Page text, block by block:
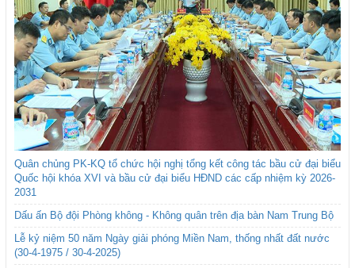
Quân chủng PK-KQ tổ chức hội nghị tổng kết công tác bầu cử đại biểu
Quốc hội khóa XVI và bầu cử đại biểu HĐND các cấp nhiệm kỳ 2026-
2031
Dấu ấn Bộ đội Phòng không - Không quân trên địa bàn Nam Trung Bộ
Lễ kỷ niệm 50 năm Ngày giải phóng Miền Nam, thống nhất đất nước
(30-4-1975 / 30-4-2025)